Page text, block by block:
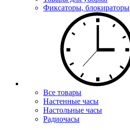
Фиксаторы, блокираторы
Все товары
Настенные часы
Настольные часы
Радиочасы